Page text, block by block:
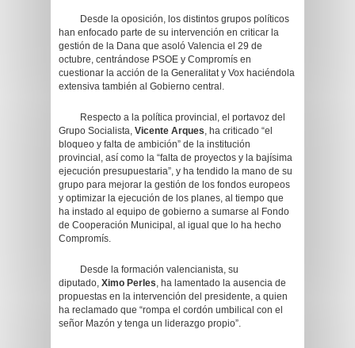
Desde la oposición, los distintos grupos políticos
han enfocado parte de su intervención en criticar la
gestión de la Dana que asoló Valencia el 29 de
octubre, centrándose PSOE y Compromís en
cuestionar la acción de la Generalitat y Vox haciéndola
extensiva también al Gobierno central.
Respecto a la política provincial, el portavoz del
Grupo Socialista, Vicente Arques, ha criticado “el
bloqueo y falta de ambición” de la institución
provincial, así como la “falta de proyectos y la bajísima
ejecución presupuestaria”, y ha tendido la mano de su
grupo para mejorar la gestión de los fondos europeos
y optimizar la ejecución de los planes, al tiempo que
ha instado al equipo de gobierno a sumarse al Fondo
de Cooperación Municipal, al igual que lo ha hecho
Compromís.
Desde la formación valencianista, su
diputado, Ximo Perles, ha lamentado la ausencia de
propuestas en la intervención del presidente, a quien
ha reclamado que “rompa el cordón umbilical con el
señor Mazón y tenga un liderazgo propio”.